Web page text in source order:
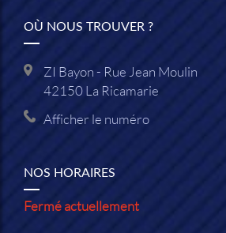
OÙ NOUS TROUVER ?
ZI Bayon - Rue Jean Moulin
42150La Ricamarie
Afficher le numéro
NOS HORAIRES
Fermé actuellement